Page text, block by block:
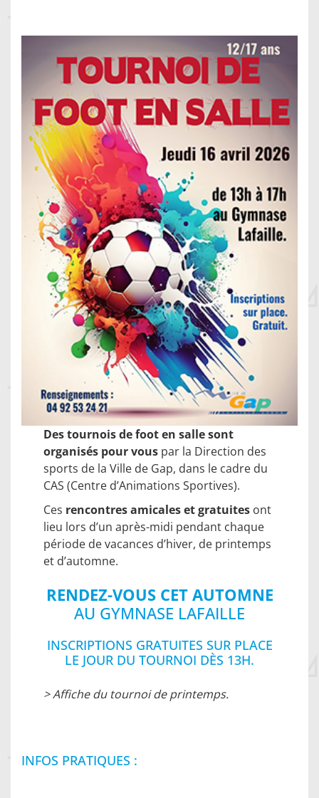
Des tournois de foot en salle sont
organisés pour vous par la Direction des
sports de la Ville de Gap, dans le cadre du
CAS (Centre d’Animations Sportives).
Ces rencontres amicales et gratuites ont
lieu lors d’un après-midi pendant chaque
période de vacances d’hiver, de printemps
et d’automne.
RENDEZ-VOUS CET AUTOMNE
AU GYMNASE LAFAILLE
INSCRIPTIONS GRATUITES SUR PLACE
LE JOUR DU TOURNOI DÈS 13H.
> Affiche du tournoi de printemps.
INFOS PRATIQUES :